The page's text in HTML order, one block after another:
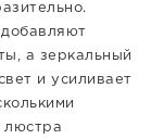
а зеркальный
и усиливает
люстра